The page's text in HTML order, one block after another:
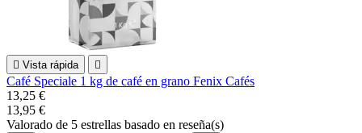
 Vista rápida 
Café Speciale 1 kg de café en grano Fenix Cafés
13,25 €
13,95 €
Valorado de 5 estrellas basado en reseña(s)